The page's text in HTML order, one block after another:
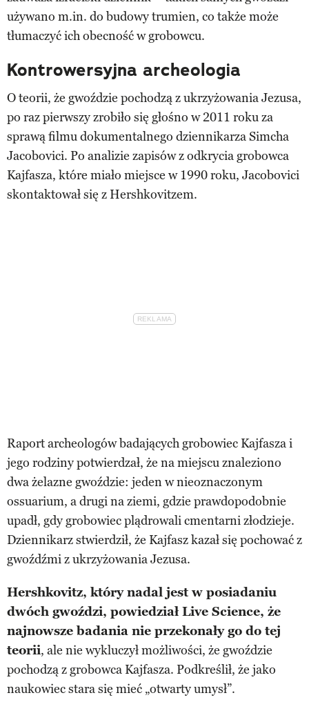
używano m.in. do budowy trumien, co także może
tłumaczyć ich obecność w grobowcu.
Kontrowersyjna archeologia
O teorii, że gwoździe pochodzą z ukrzyżowania Jezusa,
po raz pierwszy zrobiło się głośno w 2011 roku za
sprawą filmu dokumentalnego dziennikarza Simcha
Jacobovici. Po analizie zapisów z odkrycia grobowca
Kajfasza, które miało miejsce w 1990 roku, Jacobovici
skontaktował się z Hershkovitzem.
Raport archeologów badających grobowiec Kajfasza i
jego rodziny potwierdzał, że na miejscu znaleziono
dwa żelazne gwoździe: jeden w nieoznaczonym
ossuarium, a drugi na ziemi, gdzie prawdopodobnie
upadł, gdy grobowiec plądrowali cmentarni złodzieje.
Dziennikarz stwierdził, że Kajfasz kazał się pochować z
gwoźdźmi z ukrzyżowania Jezusa.
Hershkovitz, który nadal jest w posiadaniu
dwóch gwoździ, powiedział Live Science, że
najnowsze badania nie przekonały go do tej
teorii, ale nie wykluczył możliwości, że gwoździe
pochodzą z grobowca Kajfasza. Podkreślił, że jako
naukowiec stara się mieć „otwarty umysł”.